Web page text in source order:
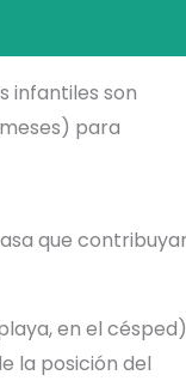
infantiles son
para
que
en el
la posición del